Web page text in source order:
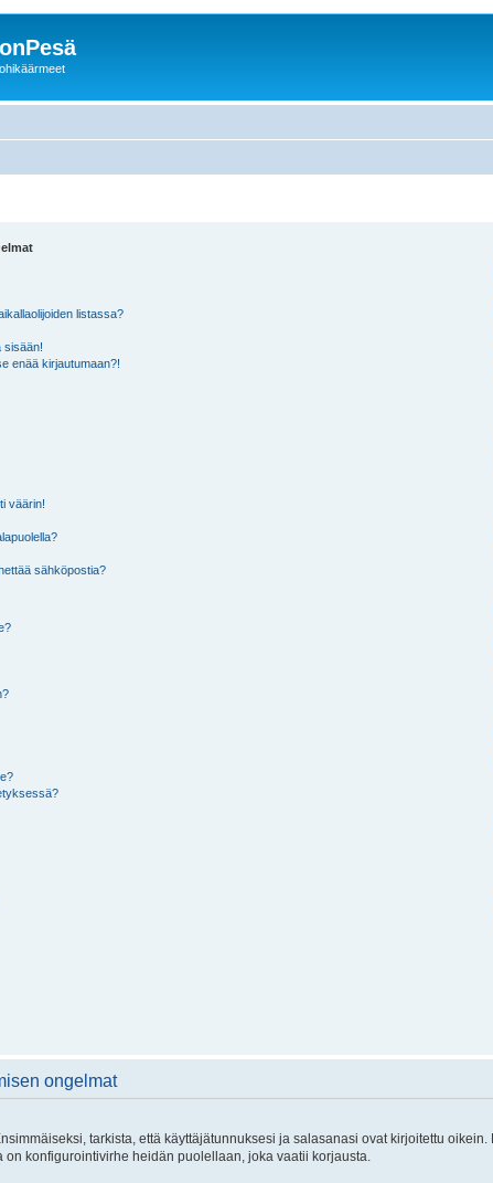
listassa?
sisään!
enää kirjautumaan?!
väärin!
sähköpostia?
ongelmat
tarkista, että käyttäjätunnuksesi ja salasanasi ovat kirjoitettu
konfigurointivirhe heidän puolellaan, joka vaatii korjausta.